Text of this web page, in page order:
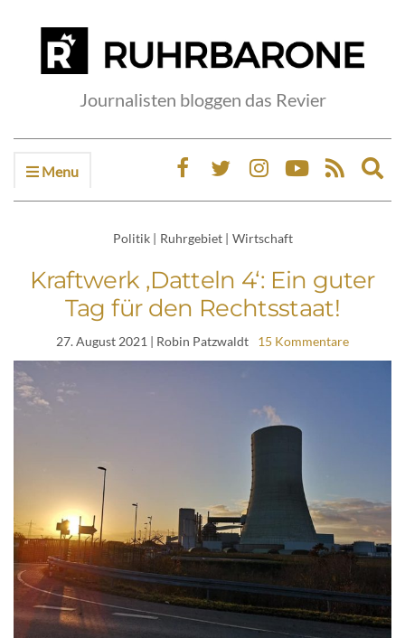
Journalisten bloggen das Revier
Menu
Politik | Ruhrgebiet | Wirtschaft
Kraftwerk ‚Datteln 4‘: Ein guter
Tag für den Rechtsstaat!
27. August 2021 | Robin Patzwaldt 15 Kommentare